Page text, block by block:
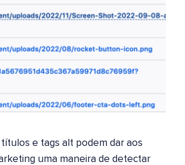
e tags alt podem dar aos
uma maneira de detectar